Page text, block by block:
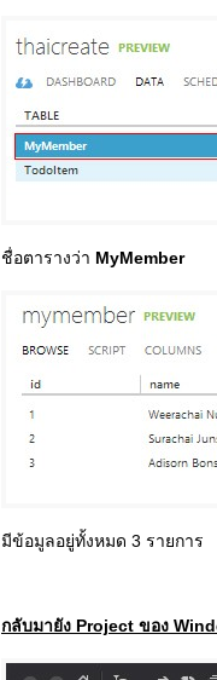
ชื่อตารางว่า MyMember
มีข้อมูลอยู่ทั้งหมด 3 รายการ
กลับมายัง Project ของ